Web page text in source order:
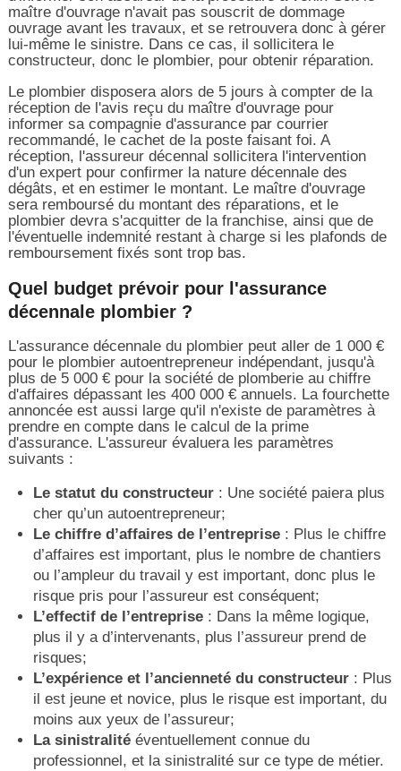
maître d'ouvrage n'avait pas souscrit de dommage
ouvrage avant les travaux, et se retrouvera donc à gérer
lui-même le sinistre. Dans ce cas, il sollicitera le
constructeur, donc le plombier, pour obtenir réparation.
Le plombier disposera alors de 5 jours à compter de la
réception de l'avis reçu du maître d'ouvrage pour
informer sa compagnie d'assurance par courrier
recommandé, le cachet de la poste faisant foi. A
réception, l'assureur décennal sollicitera l'intervention
d'un expert pour confirmer la nature décennale des
dégâts, et en estimer le montant. Le maître d'ouvrage
sera remboursé du montant des réparations, et le
plombier devra s'acquitter de la franchise, ainsi que de
l'éventuelle indemnité restant à charge si les plafonds de
remboursement fixés sont trop bas.
Quel budget prévoir pour l'assurance
décennale plombier ?
L'assurance décennale du plombier peut aller de 1 000 €
pour le plombier autoentrepreneur indépendant, jusqu'à
plus de 5 000 € pour la société de plomberie au chiffre
d'affaires dépassant les 400 000 € annuels. La fourchette
annoncée est aussi large qu'il n'existe de paramètres à
prendre en compte dans le calcul de la prime
d'assurance. L'assureur évaluera les paramètres
suivants :
Le statut du constructeur: Une société paiera plus
cher qu’un autoentrepreneur;
Le chiffre d’affaires de l’entreprise: Plus le chiffre
d’affaires est important, plus le nombre de chantiers
ou l’ampleur du travail y est important, donc plus le
risque pris pour l’assureur est conséquent;
L’effectif de l’entreprise: Dans la même logique,
plus il y a d’intervenants, plus l’assureur prend de
risques;
L’expérience et l’ancienneté du constructeur: Plus
il est jeune et novice, plus le risque est important, du
moins aux yeux de l’assureur;
La sinistralitééventuellement connue du
professionnel, et la sinistralité sur ce type de métier.